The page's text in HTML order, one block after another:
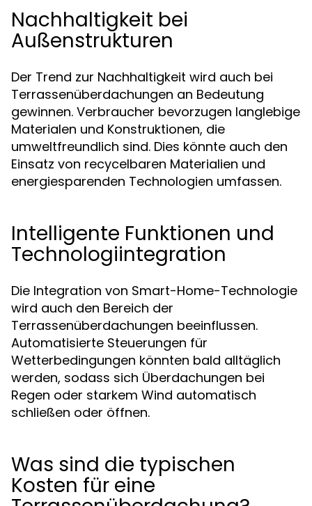
Nachhaltigkeit bei
Außenstrukturen
Der Trend zur Nachhaltigkeit wird auch bei
Terrassenüberdachungen an Bedeutung
gewinnen. Verbraucher bevorzugen langlebige
Materialen und Konstruktionen, die
umweltfreundlich sind. Dies könnte auch den
Einsatz von recycelbaren Materialien und
energiesparenden Technologien umfassen.
Intelligente Funktionen und
Technologiintegration
Die Integration von Smart-Home-Technologie
wird auch den Bereich der
Terrassenüberdachungen beeinflussen.
Automatisierte Steuerungen für
Wetterbedingungen könnten bald alltäglich
werden, sodass sich Überdachungen bei
Regen oder starkem Wind automatisch
schließen oder öffnen.
Was sind die typischen
Kosten für eine